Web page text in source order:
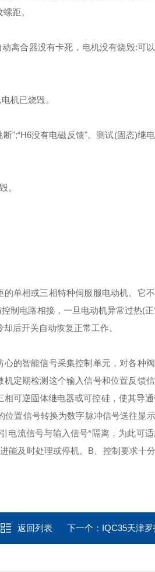
距。
离合器没有卡死，电机没有烧毁:可
机已烧毁。
";“H6没有电磁反馈"。测试(固态)继
。
单相或三相特种伺服服电动机。它
制电路相接，一旦电动机异常过热(
后开关自动恢复正常工作。
的智能信号采集控制单元，对各种
定期检测这个输入信号和位置反馈
可逆固体继电器或可控硅，使其导
置信号转换为数字脉冲信号送往显
流信号与输入信号*隔离，为此可
能及时处理或停机。 B、控制要求十
返回列表 下一个： IQC35天津罗托